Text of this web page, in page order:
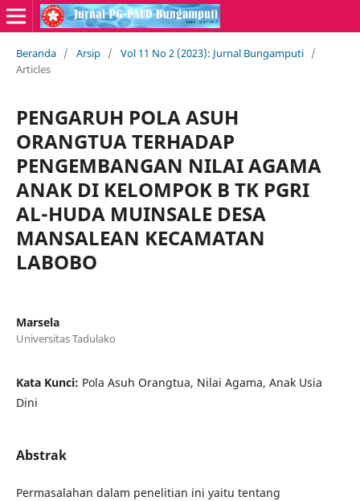
Beranda / Arsip / Vol 11 No 2 (2023): Jurnal Bungamputi /
Articles
PENGARUH POLA ASUH
ORANGTUA TERHADAP
PENGEMBANGAN NILAI AGAMA
ANAK DI KELOMPOK B TK PGRI
AL-HUDA MUINSALE DESA
MANSALEAN KECAMATAN
LABOBO
Marsela
Universitas Tadulako
Kata Kunci: Pola Asuh Orangtua, Nilai Agama, Anak Usia
Dini
Abstrak
Permasalahan dalam penelitian ini yaitu tentang